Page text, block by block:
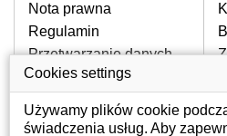
W JAKI
Częstymi
czy
Nota prawna
Regulamin
Przetwarzanie danych
osobowych
Gdzie nas znajdziesz
Cookies settings
Używamy plików cookie
świadczenia usług. Aby